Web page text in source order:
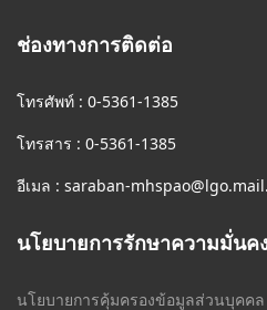
ช่องทางการติดต่อ
โทรศัพท์ : 0-5361-1385
โทรสาร : 0-5361-1385
อีเมล : saraban-
นโยบายการรักษาความมั่นค
นโยบายการคุ้มครองข้อมูลส่วนบุคคล